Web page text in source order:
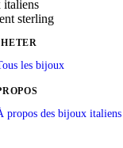
sterling
les bijoux
propos des bijoux italiens